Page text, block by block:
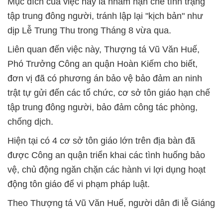
tập trung đông người, tránh lập lại "kịch bản" như
dịp Lễ Trung Thu trong Tháng 8 vừa qua.
Liên quan đến việc này, Thượng tá Vũ Văn Huế,
Phó Trưởng Công an quận Hoàn Kiếm cho biết,
đơn vị đã có phương án bảo vệ bảo đảm an ninh
trật tự gửi đến các tổ chức, cơ sở tôn giáo hạn chế
tập trung đông người, bảo đảm công tác phòng,
chống dịch.
Hiện tại có 4 cơ sở tôn giáo lớn trên địa bàn đã
được Công an quận triển khai các tình huống bảo
vệ, chủ động ngăn chặn các hành vi lợi dụng hoạt
động tôn giáo để vi phạm pháp luật.
Theo Thượng tá Vũ Văn Huế, người dân đi lễ Giáng